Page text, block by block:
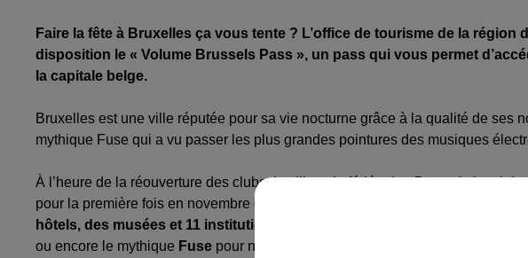
Faire la fête à Bruxelles ça vous tente ? L’office de tourisme de la région
disposition le « Volume Brussels Pass », un pass qui vous permet
la capitale belge.
Bruxelles est une ville réputée pour sa vie nocturne grâce à la qualité de ses
mythique Fuse qui a vu passer les plus grandes pointures des musiques
À l’heure de la réouverture des clubs, la ville etla fédération Brussels by night
pour la première fois en novembre dernier.
hôtels, des musées et 11 institutions du clubbing bruxelloises comme
ou encore le mythique Fuse pour ne citer qu’eux. En plus de vous faire rentrer